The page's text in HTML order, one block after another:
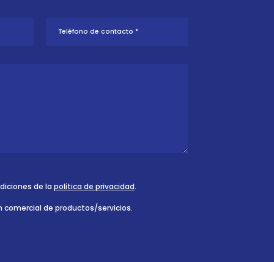
de la política de privacidad.
comercial de productos/servicios.